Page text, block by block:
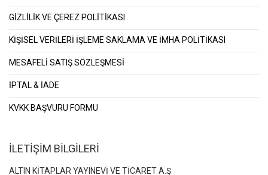
GİZLİLİK VE ÇEREZ POLİTİKASI
KİŞİSEL VERİLERİ İŞLEME SAKLAMA VE İMHA POLİTİKASI
MESAFELİ SATIŞ SÖZLEŞMESİ
İPTAL & İADE
KVKK BAŞVURU FORMU
İLETİŞİM BİLGİLERİ
ALTIN KİTAPLAR YAYINEVİ VE TİCARET A.Ş